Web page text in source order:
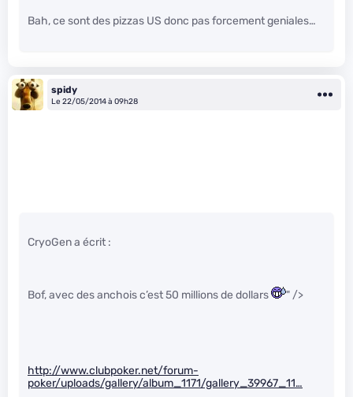
Bah, ce sont des pizzas US donc pas forcement geniales…
spidy
Le 22/05/2014 à 09h28
CryoGen a écrit :
Bof, avec des anchois c’est 50 millions de dollars " />
http://www.clubpoker.net/forum-
poker/uploads/gallery/album_1171/gallery_39967_11…